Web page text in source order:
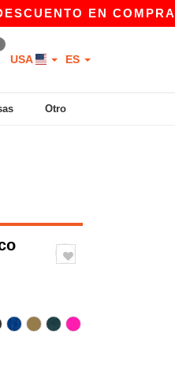
EN COMPRAS DE
USA ES
Otro